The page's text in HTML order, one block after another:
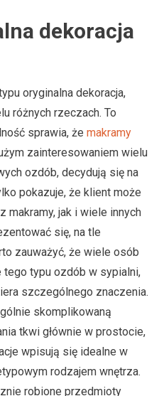
dekoracja
oryginalna dekoracja,
różnych rzeczach. To
sprawia, że makramy
zainteresowaniem wielu
ozdób, decydują się na
pokazuje, że klient może
makramy, jak i wiele innych
się, na tle
zauważyć, że wiele osób
typu ozdób w sypialni,
szczególnego znaczenia.
skomplikowaną
tkwi głównie w prostocie,
wpisują się idealne w
rodzajem wnętrza.
robione przedmioty